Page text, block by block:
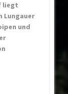
liegt
Lungauer
und